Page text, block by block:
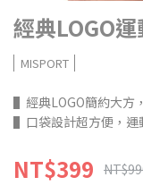
經典LOGO
MISPORT
▌經典LOGO簡約大方
▌口袋設計超方便，運
NT$399